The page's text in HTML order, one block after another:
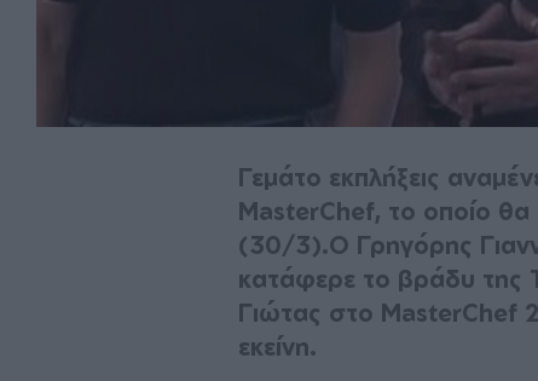
Γεμάτο εκπλήξεις
MasterChef, το οποίο
(30/3).Ο Γρηγόρης
κατάφερε το βράδυ της
Γιώτας στο MasterChef
εκείνη.